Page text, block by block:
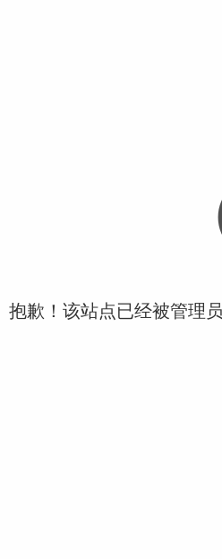
抱歉！该站点已经被管理